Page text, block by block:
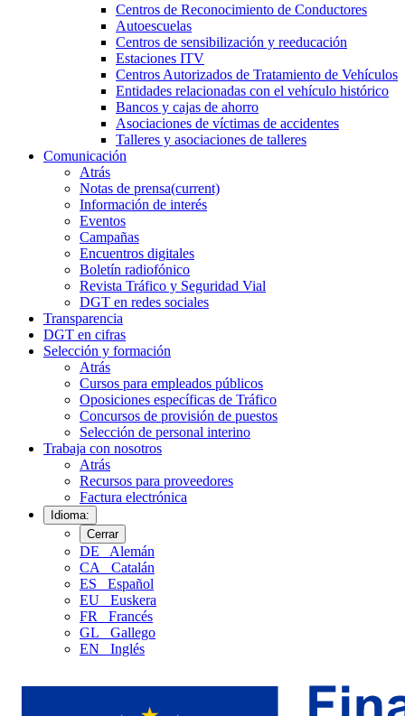
Centros de Reconocimiento de Conductores
Autoescuelas
Centros de sensibilización y reeducación
Estaciones ITV
Centros Autorizados de Tratamiento de Vehículos
Entidades relacionadas con el vehículo histórico
Bancos y cajas de ahorro
Asociaciones de víctimas de accidentes
Talleres y asociaciones de talleres
Comunicación
Atrás
Notas de prensa(current)
Información de interés
Eventos
Campañas
Encuentros digitales
Boletín radiofónico
Revista Tráfico y Seguridad Vial
DGT en redes sociales
Transparencia
DGT en cifras
Selección y formación
Atrás
Cursos para empleados públicos
Oposiciones específicas de Tráfico
Concursos de provisión de puestos
Selección de personal interino
Trabaja con nosotros
Atrás
Recursos para proveedores
Factura electrónica
Idioma:
Cerrar
DE
Alemán
CA
Catalán
ES
Español
EU
Euskera
FR
Francés
GL
Gallego
EN
Inglés